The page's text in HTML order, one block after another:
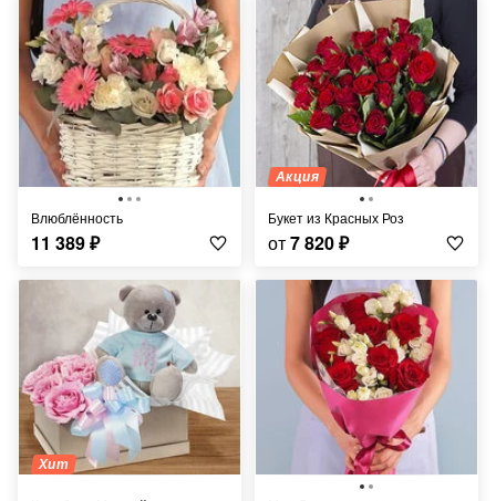
Влюблённость
11 389₽
Акция
Букет из Красных Роз
от7 820₽
Хит